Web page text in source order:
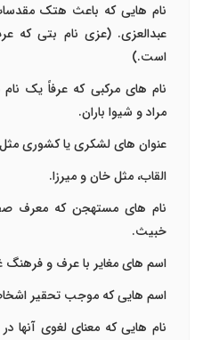
نام هایی که باعث هتک
عبدالعزی. (عزی نام بتی که
است.)
نام های مرکبی که عرفاً یک
مراد و شیوا باران.
عنوان های لشکری یا کشوری مثل
القاب، مثل خان و میرزا.
نام های مستهجن که معرف
خبیث.
اسم های مغایر با عرف و فرهنگ
اسم هایی که موجب تحقیر
نام هایی که معنای لغوی آنها